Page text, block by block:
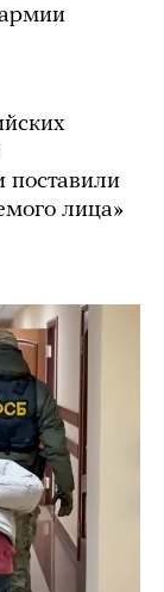
поставили
лица»